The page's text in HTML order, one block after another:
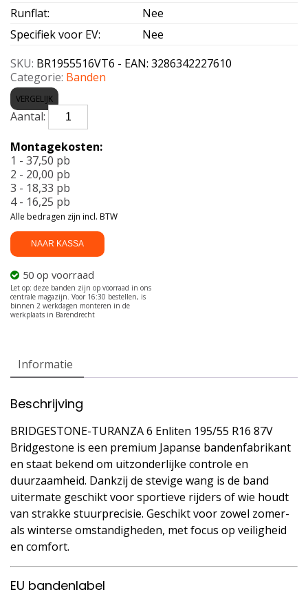
Runflat:
Nee
Specifiek voor EV:
Nee
SKU: BR1955516VT6 - EAN: 3286342227610
Categorie: Banden
VERGELIJK
BRIDGESTONE-
TURANZA
Enliten
195/55
R16
87V
aantal
NAAR KASSA
50 op voorraad
Montagekosten:
1 - 37,50 pb
2 - 20,00 pb
3 - 18,33 pb
4 - 16,25 pb
Alle bedragen zijn incl. BTW
Informatie
Beschrijving
BRIDGESTONE-TURANZA 6 Enliten 195/55 R16 87V
Bridgestone is een premium Japanse bandenfabrikant
en staat bekend om uitzonderlijke controle en
duurzaamheid. Dankzij de stevige wang is de band
uitermate geschikt voor sportieve rijders of wie houdt
van strakke stuurprecisie. Geschikt voor zowel zomer-
als winterse omstandigheden, met focus op veiligheid
en comfort.
EU bandenlabel